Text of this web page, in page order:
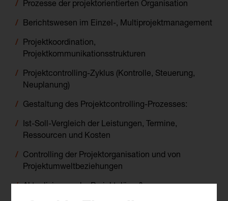
Prozesse der projektorientierten Organisation
Berichtswesen im Einzel-, Multiprojektmanagement
Projektkoordination,
Projektkommunikationsstrukturen
Projektcontrolling-Zyklus (Kontrolle, Steuerung,
Neuplanung)
Gestaltung des Projektcontrolling-Prozesses:
Ist-Soll-Vergleich der Leistungen, Termine,
Ressourcen und Kosten
Controlling der Projektorganisation und von
Projektumweltbeziehungen